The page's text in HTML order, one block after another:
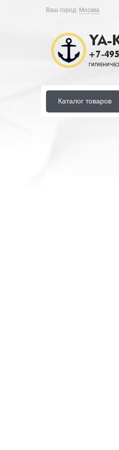
Ваш город: Москва
Каталог товаров